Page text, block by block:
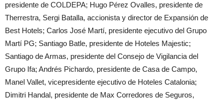
presidente de COLDEPA; Hugo Pérez Ovalles, presidente de
Therrestra, Sergi Batalla, accionista y director de Expansión de
Best Hotels; Carlos José Martí, presidente ejecutivo del Grupo
Martí PG; Santiago Batle, presidente de Hoteles Majestic;
Santiago de Armas, presidente del Consejo de Vigilancia del
Grupo Ifa; Andrés Pichardo, presidente de Casa de Campo,
Manel Vallet, vicepresidente ejecutivo de Hoteles Catalonia;
Dimitri Handal, presidente de Max Corredores de Seguros,